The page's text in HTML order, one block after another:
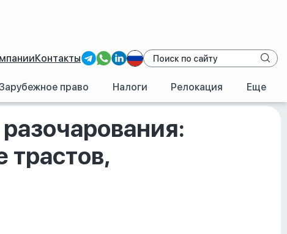
Контакты
право Налоги Релокация Еще
использование трастов, управление трастами
трастов,